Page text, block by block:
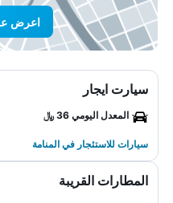
اعرض
سيارت ايجار
المعدل اليومي 36 ﷼
سيارات للاستئجار في المنامة
المطارات القريبة